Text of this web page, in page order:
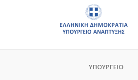
ΥΠΟΥΡΓΕΙΟ